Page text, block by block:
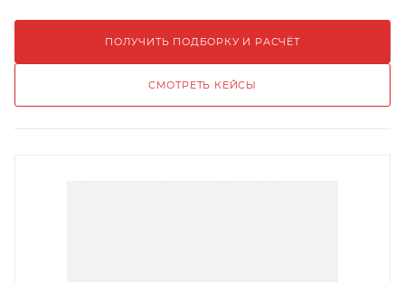
ПОЛУЧИТЬ ПОДБОРКУ И РАСЧЁТ
СМОТРЕТЬ КЕЙСЫ